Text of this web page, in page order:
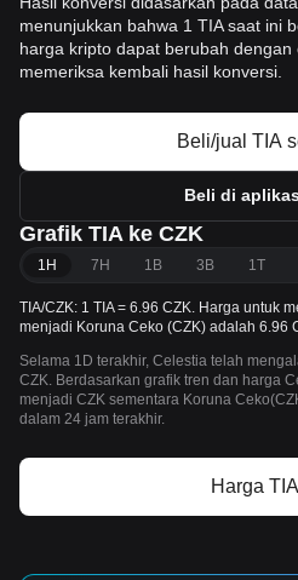
menunjukkan bahwa 1 TIA saat ini
harga kripto dapat berubah
memeriksa kembali hasil konversi.
Beli/jual TIA
Beli di
Grafik TIA ke CZK
1H 7H 1B 3B 1T
TIA/CZK: 1 TIA = 6.96 CZK. Harga untuk
menjadi Koruna Ceko (CZK) adalah 6.96
Selama 1D terakhir, Celestia telah
CZK. Berdasarkan grafik tren dan harga
menjadi CZK sementara Koruna
dalam 24 jam terakhir.
Harga